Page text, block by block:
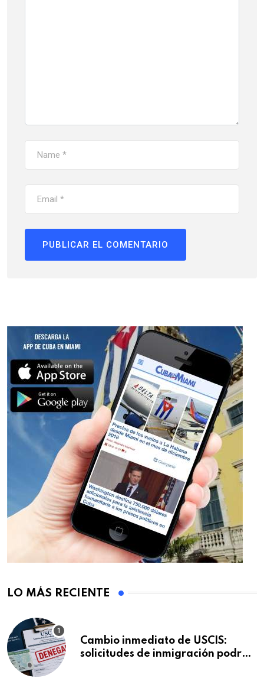
LO MÁS RECIENTE
Cambio inmediato de USCIS:
solicitudes de inmigración podrán